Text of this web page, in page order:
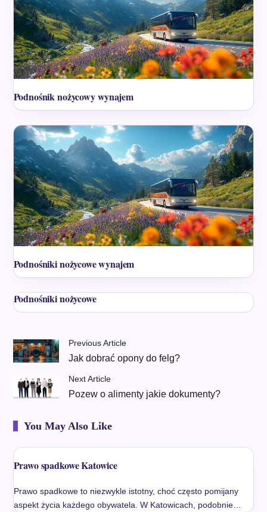
Podnośnik nożycowy wynajem
Podnośniki nożycowe wynajem
Podnośniki nożycowe
Previous Article
Jak dobrać opony do felg?
Next Article
Pozew o alimenty jakie dokumenty?
You May Also Like
Prawo spadkowe Katowice
Prawo spadkowe to niezwykle istotny, choć często pomijany
aspekt życia każdego obywatela. W Katowicach, podobnie…